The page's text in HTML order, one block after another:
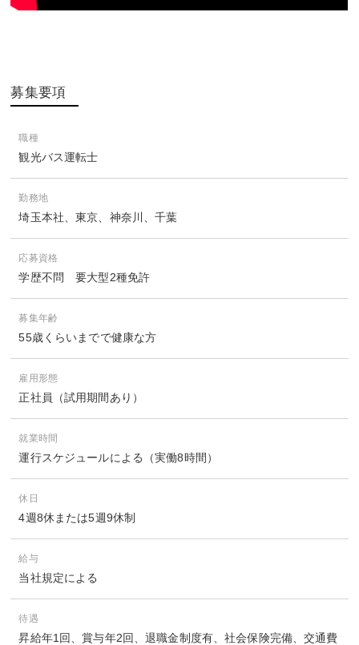
募集要項
職種
観光バス運転士
勤務地
埼玉本社、東京、神奈川、千葉
応募資格
学歴不問 要大型2種免許
募集年齢
55歳くらいまでで健康な方
雇用形態
正社員（試用期間あり）
就業時間
運行スケジュールによる（実働8時間）
休日
4週8休または5週9休制
給与
当社規定による
待遇
昇給年1回、賞与年2回、退職金制度有、社会保険完備、交通費